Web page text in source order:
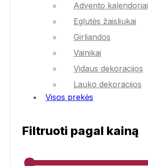
Advento kalendoriai
Eglutės žaisliukai
Girliandos
Vainikai
Vidaus dekoracijos
Lauko dekoracijos
Visos prekės
Filtruoti pagal kainą